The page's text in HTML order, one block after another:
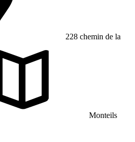
228 chemin de la
Monteils